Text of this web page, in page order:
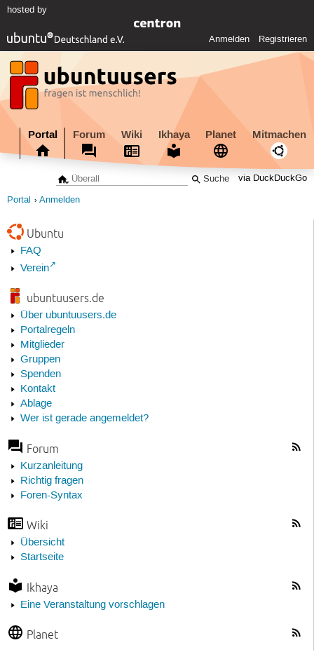
hosted by
Anmelden Registrieren
Portal Forum Wiki Ikhaya Planet Mitmachen
via DuckDuckGo
Portal Anmelden
Ubuntu
FAQ
Verein
ubuntuusers.de
Über ubuntuusers.de
Portalregeln
Mitglieder
Gruppen
Spenden
Kontakt
Ablage
Wer ist gerade angemeldet?
Forum
Kurzanleitung
Richtig fragen
Foren-Syntax
Wiki
Übersicht
Startseite
Ikhaya
Eine Veranstaltung vorschlagen
Planet